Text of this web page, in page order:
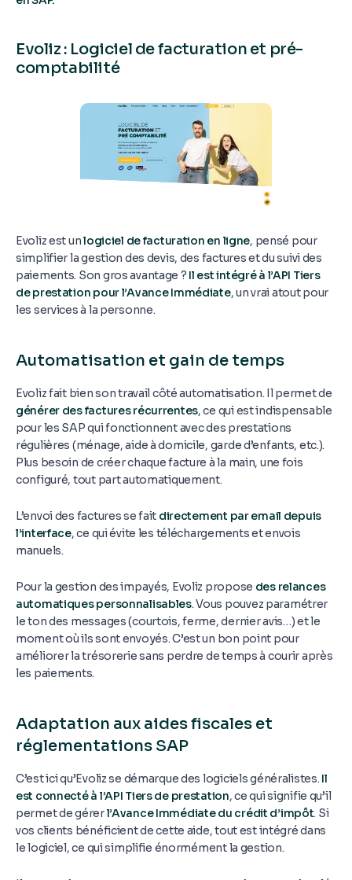
Evoliz : Logiciel de facturation et pré-
comptabilité
Evoliz est unlogiciel de facturation en ligne, pensé pour
simplifier la gestion des devis, des factures et du suivi des
paiements. Son gros avantage ? Il est intégré à l’API Tiers
de prestation pour l’Avance Immédiate, un vrai atout pour
les services à la personne.
Automatisation et gain de temps
Evoliz fait bien son travail côté automatisation. Il permet de
générer des factures récurrentes, ce qui est indispensable
pour les SAP qui fonctionnent avec des prestations
régulières (ménage, aide à domicile, garde d’enfants, etc.).
Plus besoin de créer chaque facture à la main, une fois
configuré, tout part automatiquement.
L’envoi des factures se fait directement par email depuis
l’interface, ce qui évite les téléchargements et envois
manuels.
Pour la gestion des impayés, Evoliz propose des relances
automatiques personnalisables. Vous pouvez paramétrer
le ton des messages (courtois, ferme, dernier avis…) et le
moment où ils sont envoyés. C’est un bon point pour
améliorer la trésorerie sans perdre de temps à courir après
les paiements.
Adaptation aux aides fiscales et
réglementations SAP
C’est ici qu’Evoliz se démarque des logiciels généralistes. Il
est connecté à l’API Tiers de prestation, ce qui signifie qu’il
permet de gérerl’Avance Immédiate du crédit d’impôt. Si
vos clients bénéficient de cette aide, tout est intégré dans
le logiciel, ce qui simplifie énormément la gestion.